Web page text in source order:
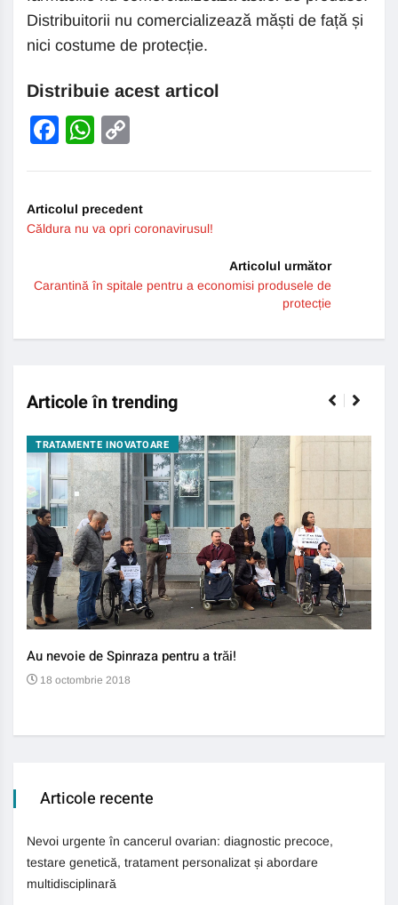
Distribuitorii nu comercializează măști de față și
nici costume de protecție.
Distribuie acest articol
Facebook
WhatsApp
Articolul precedent
Căldura nu va opri coronavirusul!
Articolul următor
Carantină în spitale pentru a economisi produsele de
protecție
Articole în trending
TRATAMENTE INOVATOARE
Au nevoie de Spinraza pentru a trăi!
18 octombrie 2018
Articole recente
Nevoi urgente în cancerul ovarian: diagnostic precoce,
testare genetică, tratament personalizat și abordare
multidisciplinară